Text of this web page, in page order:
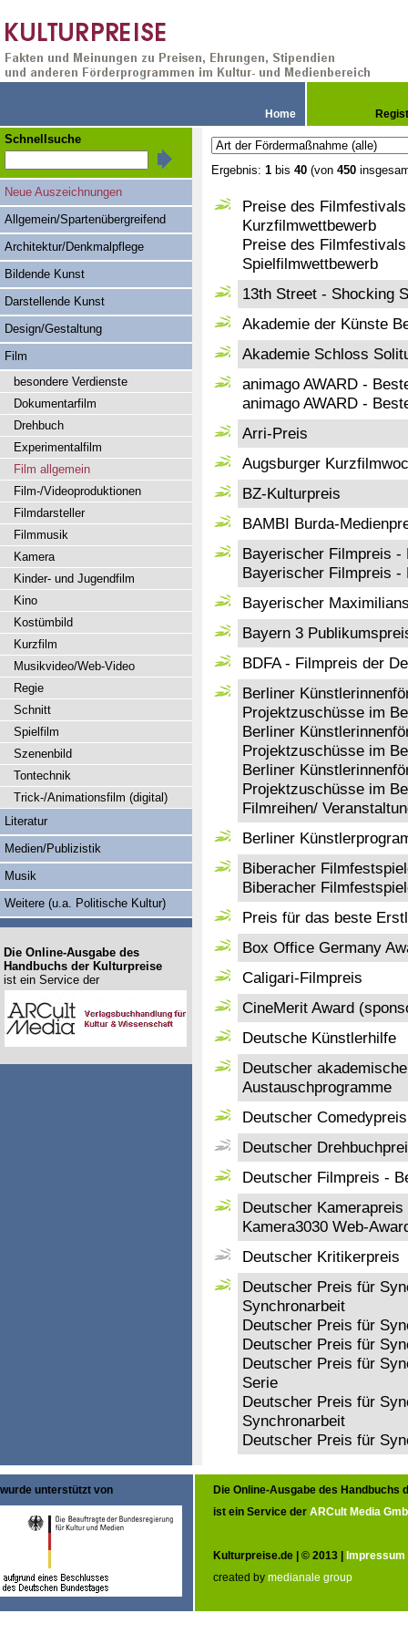
Home
Ergebnis: 1 bis 40 (von 450
Preise des
Kurzfilmwettbewerb
Preise des
Spielfilmwettbewerb
13th Street - Shocking
Akademie der Künste
Akademie Schloss
animago AWARD -
animago AWARD -
Arri-Preis
Augsburger
BZ-Kulturpreis
BAMBI Burda-
Bayerischer Filmpreis -
Bayerischer Filmpreis -
Bayerischer
Bayern 3
BDFA - Filmpreis der
Berliner
Projektzuschüsse im
Berliner
Projektzuschüsse im
Berliner
Projektzuschüsse im
Filmreihen/
Berliner
Biberacher
Biberacher
Preis für das beste
Box Office Germany
Caligari-Filmpreis
CineMerit Award
Deutsche Künstlerhilfe
Deutscher
Austauschprogramme
Deutscher
Deutscher
Deutscher Filmpreis -
Deutscher Kamerapreis
Kamera3030 Web-
Deutscher Kritikerpreis
Deutscher Preis für
Synchronarbeit
Deutscher Preis für
Deutscher Preis für
Deutscher Preis für
Serie
Deutscher Preis für
Synchronarbeit
Deutscher Preis für
Schnellsuche
Neue Auszeichnungen
Allgemein/Spartenübergreifend
Architektur/Denkmalpflege
Bildende Kunst
Darstellende Kunst
Design/Gestaltung
Film
besondere Verdienste
Dokumentarfilm
Drehbuch
Experimentalfilm
Film allgemein
Film-/Videoproduktionen
Filmdarsteller
Filmmusik
Kamera
Kinder- und Jugendfilm
Kino
Kostümbild
Kurzfilm
Musikvideo/Web-Video
Regie
Schnitt
Spielfilm
Szenenbild
Tontechnik
Trick-/Animationsfilm (digital)
Literatur
Medien/Publizistik
Musik
Weitere (u.a. Politische Kultur)
Die Online-Ausgabe des
Handbuchs der Kulturpreise
ist ein Service der
wurde unterstützt von
Die Online-Ausgabe des Handbuchs
ist ein Service der ARCult Media
Kulturpreise.de | © 2013 | Impressum
created by medianale group